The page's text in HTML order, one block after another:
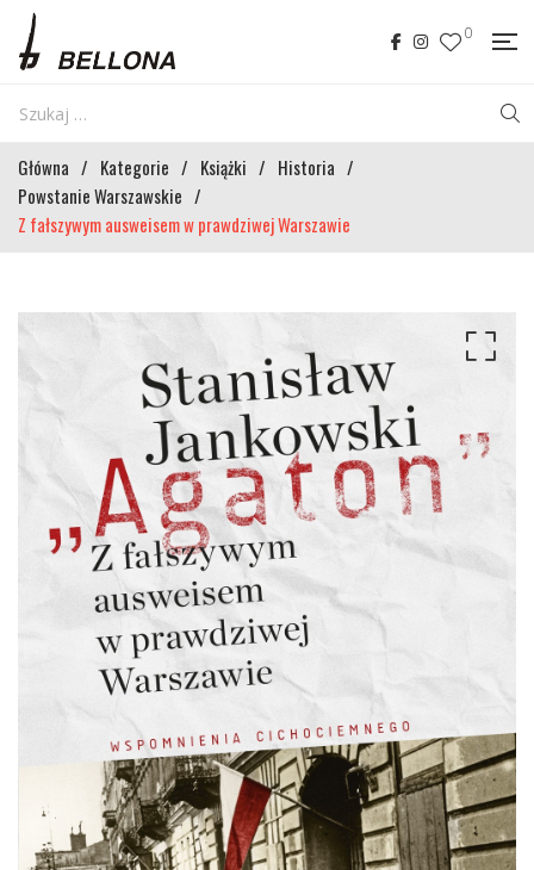
0
Główna / Kategorie / Książki / Historia /
Powstanie Warszawskie /
Z fałszywym ausweisem w prawdziwej Warszawie